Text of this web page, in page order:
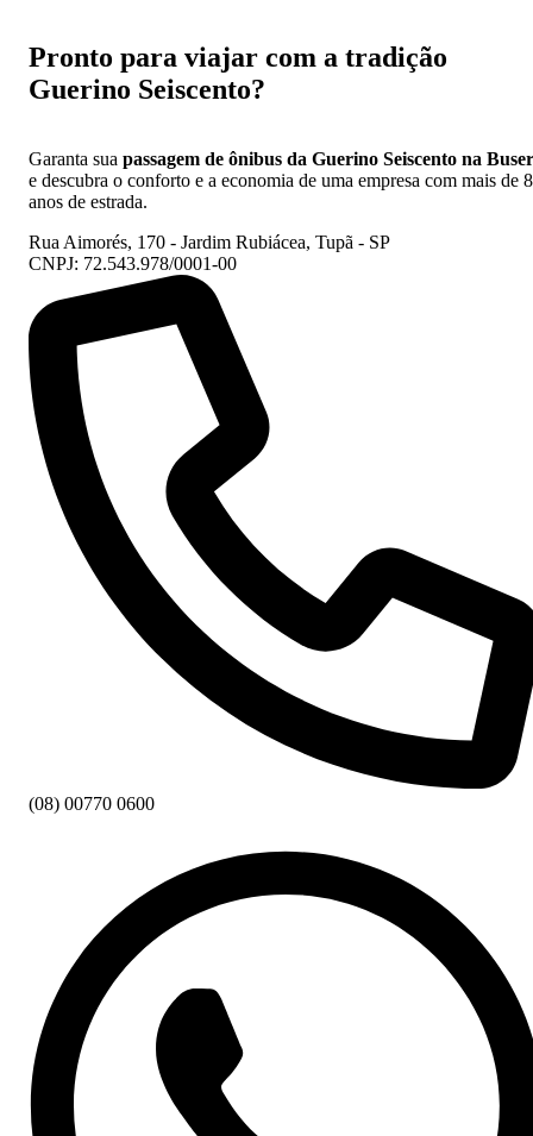
Pronto para viajar com a tradição
Guerino Seiscento?
Garanta sua passagem de ônibus da Guerino Seiscento na Buser
e descubra o conforto e a economia de uma empresa com mais de
anos de estrada.
Rua Aimorés, 170 - Jardim Rubiácea, Tupã - SP
CNPJ: 72.543.978/0001-00
(08) 00770 0600